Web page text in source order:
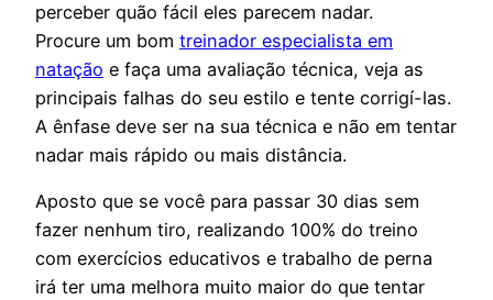
perceber quão fácil eles parecem nadar.
Procure um bom treinador especialista em
natação e faça uma avaliação técnica, veja as
principais falhas do seu estilo e tente corrigí-las.
A ênfase deve ser na sua técnica e não em tentar
nadar mais rápido ou mais distância.
Aposto que se você para passar 30 dias sem
fazer nenhum tiro, realizando 100% do treino
com exercícios educativos e trabalho de perna
irá ter uma melhora muito maior do que tentar